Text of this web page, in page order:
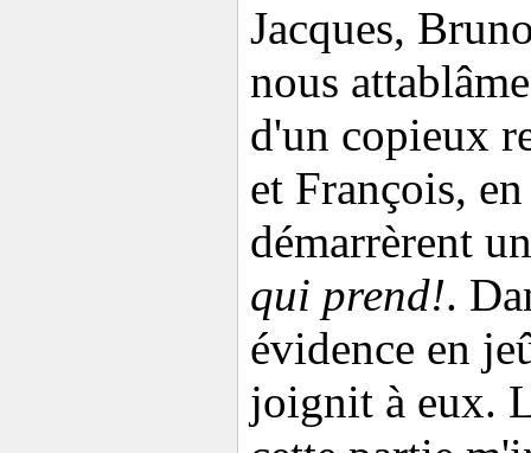
Jacques,
nous
d'un copieux
et François,
démarrèrent
qui prend!.
évidence en
joignit à eux.